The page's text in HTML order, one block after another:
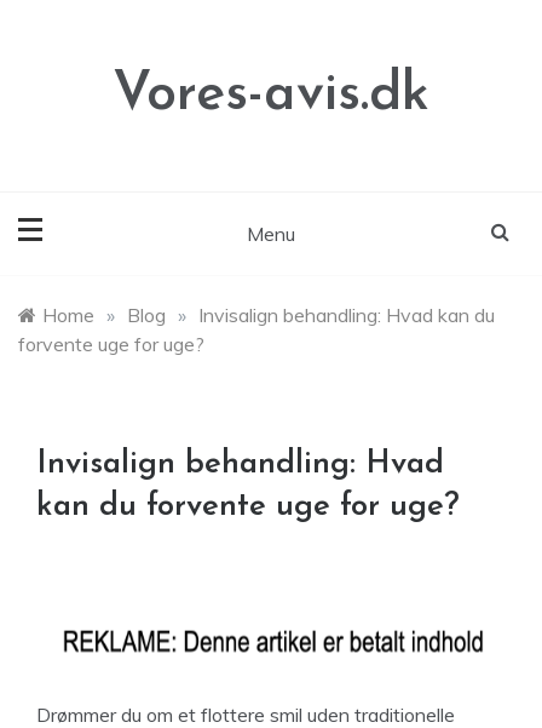
Vores-avis.dk
Menu
Home » Blog » Invisalign behandling: Hvad kan du
forvente uge for uge?
Invisalign behandling: Hvad
kan du forvente uge for uge?
Drømmer du om et flottere smil uden traditionelle